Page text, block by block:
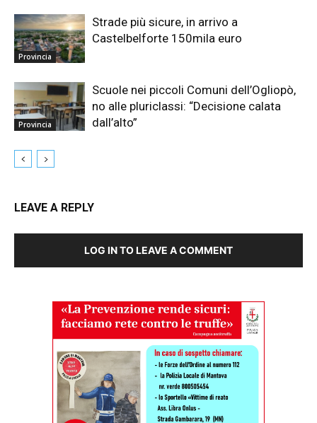
Provincia
Strade più sicure, in arrivo a
Castelbelforte 150mila euro
Provincia
Scuole nei piccoli Comuni dell’Ogliopò,
no alle pluriclassi: “Decisione calata
dall’alto”
LEAVE A REPLY
LOG IN TO LEAVE A COMMENT